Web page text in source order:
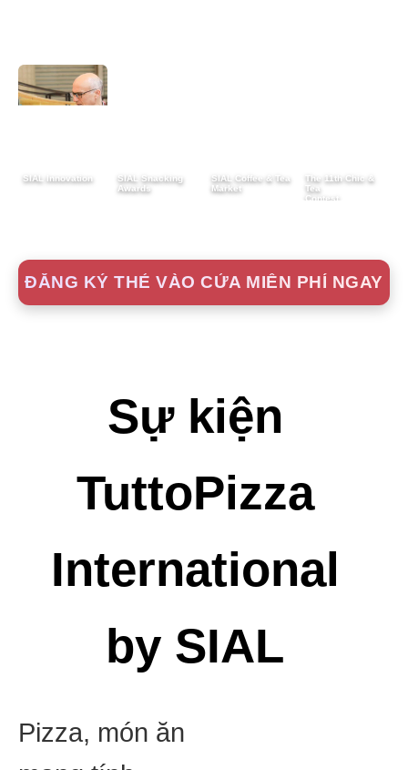
SIAL Innovation
SIAL Snacking
Awards
SIAL Coffee & Tea
Market
The 11th Chic &
Tea
Contest
SIAL Cup Barista
SIAL Best STEAK
Awards
SIAL La Cuisine
SIAL Chinese
Restaurant-
Shanghai
ĐĂNG KÝ THẺ VÀO CỬA MIỄN PHÍ NGAY
Sự kiện
TuttoPizza
International
by SIAL
Pizza, món ăn